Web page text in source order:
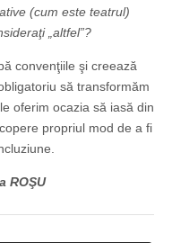
(cum este teatrul)
„altfel”?
convenţiile şi creează
să transformăm
oferim ocazia să iasă din
propriul mod de a fi
ROŞU